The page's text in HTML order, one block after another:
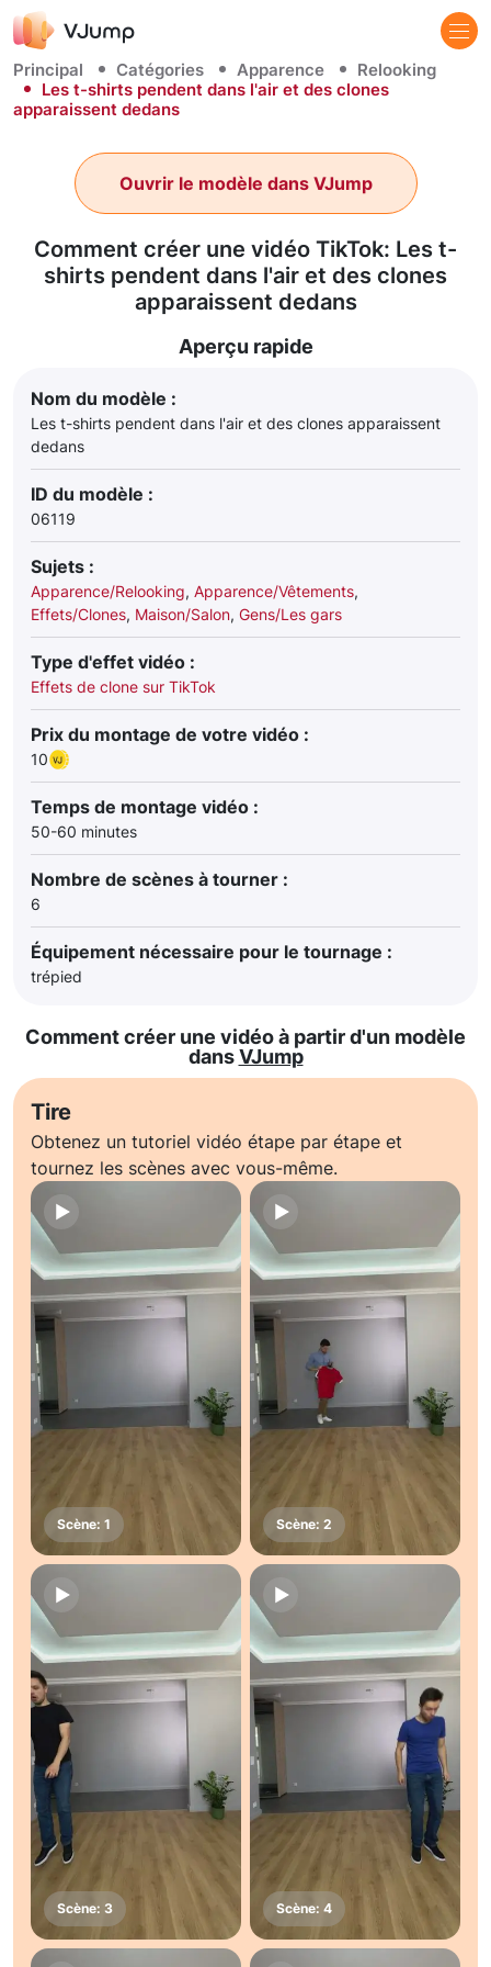
Principal Catégories Apparence
Relooking
Les t-shirts pendent dans l'air et des clones
apparaissent dedans
Comment créer une vidéo TikTok: Les t-
shirts pendent dans l'air et des clones
apparaissent dedans
Ouvrir le modèle dans VJump
Aperçu rapide
Nom du modèle :
Les t-shirts pendent dans l'air et des clones apparaissent
dedans
ID du modèle :
06119
Sujets :
Apparence/Relooking, Apparence/Vêtements,
Effets/Clones, Maison/Salon, Gens/Les gars
Type d'effet vidéo :
Effets de clone sur TikTok
Prix du montage de votre vidéo :
10
Temps de montage vidéo :
50-60 minutes
Nombre de scènes à tourner :
6
Équipement nécessaire pour le tournage :
trépied
Comment créer une vidéo à partir d'un modèle
dansVJump
Tire
Obtenez un tutoriel vidéo étape par étape et
tournez les scènes avec vous-même.